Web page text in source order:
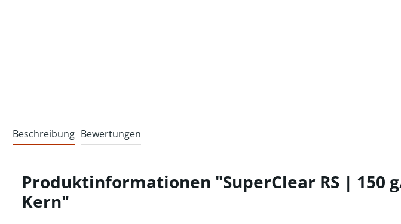
Beschreibung Bewertungen
Produktinformationen "SuperClear RS | 150
Kern"